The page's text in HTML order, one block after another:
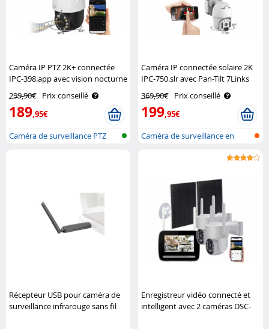
Caméra IP PTZ 2K+ connectée
IPC-398.app avec vision nocturne
299,90€ Prix conseillé
189,95€
Caméra de surveillance PTZ
Caméra IP connectée solaire 2K
IPC-750.slr avec Pan-Tilt 7Links
369,90€ Prix conseillé
199,95€
Caméra de surveillance en
Récepteur USB pour caméra de
surveillance infrarouge sans fil
Enregistreur vidéo connecté et
intelligent avec 2 caméras DSC-